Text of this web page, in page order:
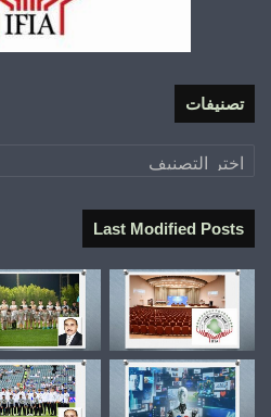
تصنيفات
تصنيفات
Last Modified Posts